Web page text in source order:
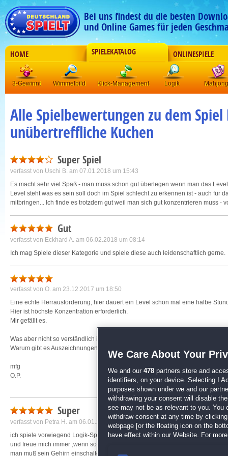
Bei uns findest du die besten
und Online Games für jeden
HOME SPIELEKATALOG ONLINESPIELE
3-Gewinnt Wimmelbild Klick-Management Logik Mahjong
Alle Spielbewertungen zu dem
unübertreffliche Kuchen
Super Spiel
verfasst von Uschi B. am 07.01.2018 um 15:43
Es macht sehr viel Spaß - man muss schon gut überlegen wenn man das
Level steht was es sein soll doch im Spiel schlecht zu erkennen ist - auch für
mitbringen... Ich finde es trotzdem gut weil man sich gut konzentrieren muss -
Gut
verfasst von Eckhard A. am 06.02.2018 um 08:14
Ich mag Spiele dieser Kategorie und spiele diese auch leidenschaftlich gerne.
verfasst von O. am 23.12.2017 um 18:50
Eine echte Herrausforderung, hier dauert ein Level schon mal eine halbe
Hier ist höchste Konzentration erforderlich.
Mir gefällt es.
Was aber nicht so verständlich ist:
Warum gibt es Auszeichnungen für verwendete Tipps, doch eher umgekehrt! :)
mfg
O.P.
Super
verfasst von Petra H. am 06.01.2018 um 12:10
ich spiele vorwiegend Logik-Spiele
und freue mich immer ,wenn so ein Spiel herauskommt
man muß sein Gehirn einschalten.
We Care About Your
We and our 478 partners store and
identifiers, on your device. Selecting I
purposes shown under we and our
withdrawing your consent will disable
see may not be as relevant to you. You
withdraw consent at any time by
webpage [or the floating icon on the
have effect within our Website. For